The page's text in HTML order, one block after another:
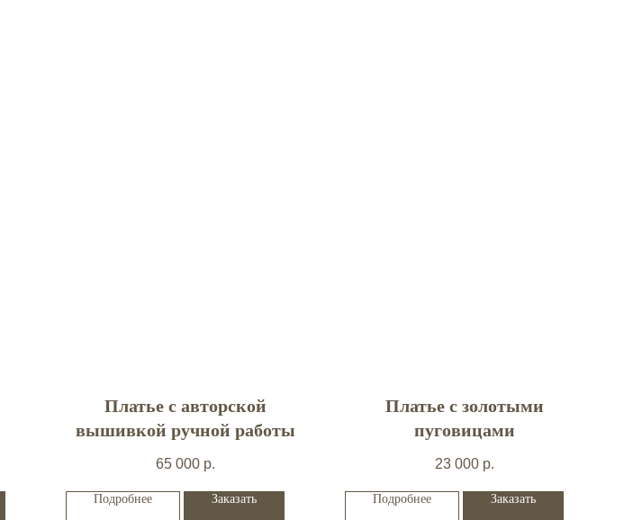
Платье с авторской
вышивкой ручной работы
65 000 р.
Подробнее Заказать
Платье с золотыми
пуговицами
23 000 р.
Подробнее Заказать